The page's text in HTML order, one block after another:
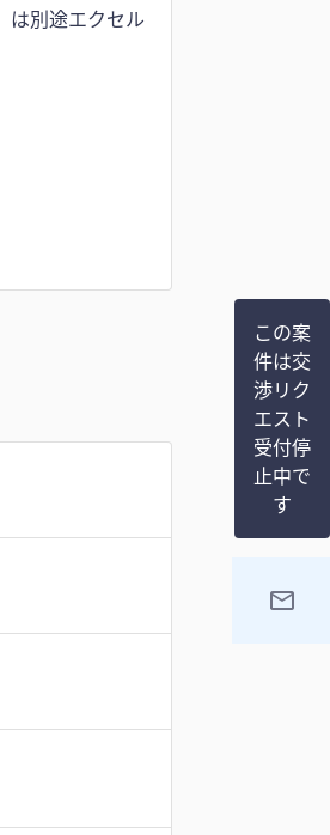
は別途エクセル
この案
件は交
渉リク
エスト
受付停
止中で
す